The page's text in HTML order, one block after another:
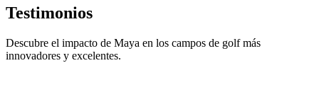
Testimonios
Descubre el impacto de Maya en los campos de golf más
innovadores y excelentes.